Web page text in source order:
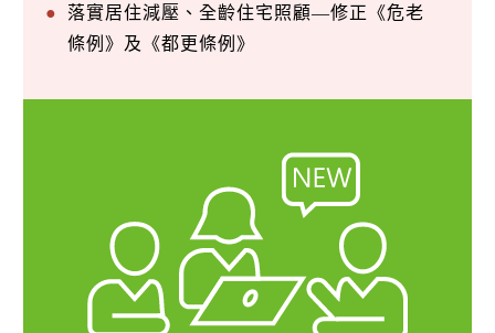
落實居住減壓、全齡住宅照顧—修正《危老
條例》及《都更條例》